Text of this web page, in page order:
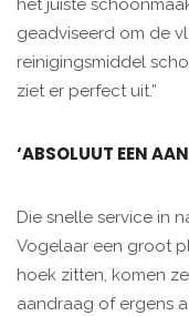
het juiste
geadviseerd om de
reinigingsmiddel
ziet er perfect uit.”
‘ABSOLUUT EEN
Die snelle service in
Vogelaar een groot
hoek zitten, komen
aandraag of ergens